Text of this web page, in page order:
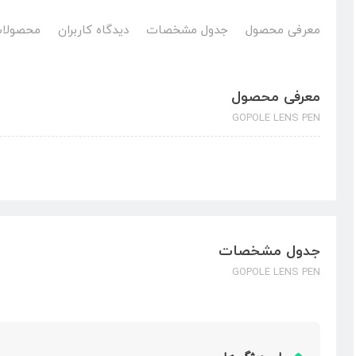
معرفی محصول جدول مشخصات دیدگاه کاربران
معرفی محصول
GOPOLE LENS PEN
جدول مشخصات
GOPOLE LENS PEN